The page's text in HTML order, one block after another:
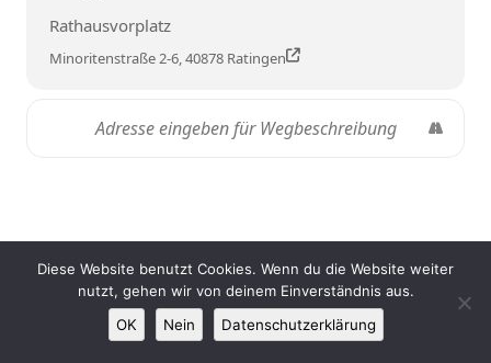
Rathausvorplatz
Minoritenstraße 2-6, 40878 Ratingen
Diese Website benutzt Cookies. Wenn du die Website weiter
nutzt, gehen wir von deinem Einverständnis aus.
OK
Nein Datenschutzerklärung